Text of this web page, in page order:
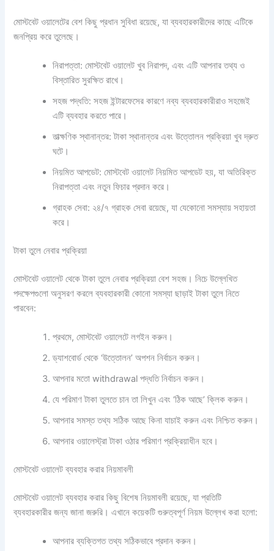
মোস্টবেট ওয়ালেটের বেশ কিছু প্রধান সুবিধা রয়েছে, যা ব্যবহারকারীদের কাছে এটিকে
জনপ্রিয় করে তুলেছে।
নিরাপত্তা: মোস্টবেট ওয়ালেট খুব নিরাপদ, এবং এটি আপনার তথ্য ও
বিস্তারিত সুরক্ষিত রাখে।
সহজ পদ্ধতি: সহজ ইন্টারফেসের কারণে নব্য ব্যবহারকারীরাও সহজেই
এটি ব্যবহার করতে পারে।
তাত্ক্ষণিক স্থানান্তর: টাকা স্থানান্তর এবং উত্তোলন প্রক্রিয়া খুব দ্রুত
ঘটে।
নিয়মিত আপডেট: মোস্টবেট ওয়ালেট নিয়মিত আপডেট হয়, যা অতিরিক্ত
নিরাপত্তা এবং নতুন ফিচার প্রদান করে।
গ্রাহক সেবা: ২৪/৭ গ্রাহক সেবা রয়েছে, যা যেকোনো সমস্যায় সহায়তা
করে।
টাকা তুলে নেবার প্রক্রিয়া
মোস্টবেট ওয়ালেট থেকে টাকা তুলে নেবার প্রক্রিয়া বেশ সহজ। নিচে উল্লেখিত
পদক্ষেপগুলো অনুসরণ করলে ব্যবহারকারী কোনো সমস্যা ছাড়াই টাকা তুলে নিতে
পারবেন:
প্রথমে, মোস্টবেট ওয়ালেটে লগইন করুন।
ড্যাশবোর্ড থেকে ‘উত্তোলন’ অপশন নির্বাচন করুন।
আপনার মতো withdrawal পদ্ধতি নির্বাচন করুন।
যে পরিমাণ টাকা তুলতে চান তা লিখুন এবং ‘ঠিক আছে’ ক্লিক করুন।
আপনার সমস্ত তথ্য সঠিক আছে কিনা যাচাই করুন এবং নিশ্চিত করুন।
আপনার ওয়ালেস্ট্রা টাকা ওঠার পরিমাণ প্রক্রিয়াধীন হবে।
মোস্টবেট ওয়ালেট ব্যবহার করার নিয়মাবলী
মোস্টবেট ওয়ালেট ব্যবহার করার কিছু বিশেষ নিয়মাবলী রয়েছে, যা প্রতিটি
ব্যবহারকারীর জন্য জানা জরুরি। এখানে কয়েকটি গুরুত্বপূর্ণ নিয়ম উল্লেখ করা হলো:
আপনার ব্যক্তিগত তথ্য সঠিকভাবে প্রদান করুন।